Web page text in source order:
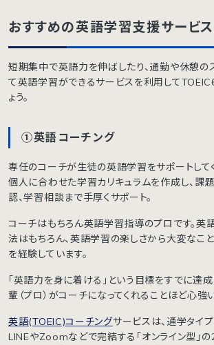
おすすめの英語学習支援サービス
短期集中で英語力を伸ばしたり、通勤や休憩の
て英語学習ができるサービスを利用して
ょう。
①英語コーチング
専任のコーチが生徒の英語学習をサポートして
個人に合わせた学習カリキュラムを作成し、課
認、学習相談まで手厚くサポート。
コーチはもちろん英語学習指導のプロです。英
法はもちろん、英語学習の楽しさから大変なこ
を経験しています。
「英語力を身に着ける」という目標をすでに達
輩（プロ）がコーチになってくれることほど心強
英語(TOEIC)コーチングサービスは、通学タイプ
LINEやZoomなどで完結する「オンライン型」の